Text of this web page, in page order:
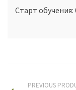
Старт обучения:
PREVIOUS